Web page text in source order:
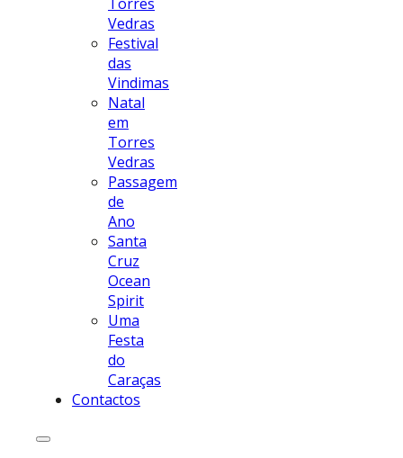
Vedras
Festival
das
Vindimas
Natal
em
Torres
Vedras
Passagem
de
Ano
Santa
Cruz
Ocean
Spirit
Uma
Festa
do
Caraças
Contactos